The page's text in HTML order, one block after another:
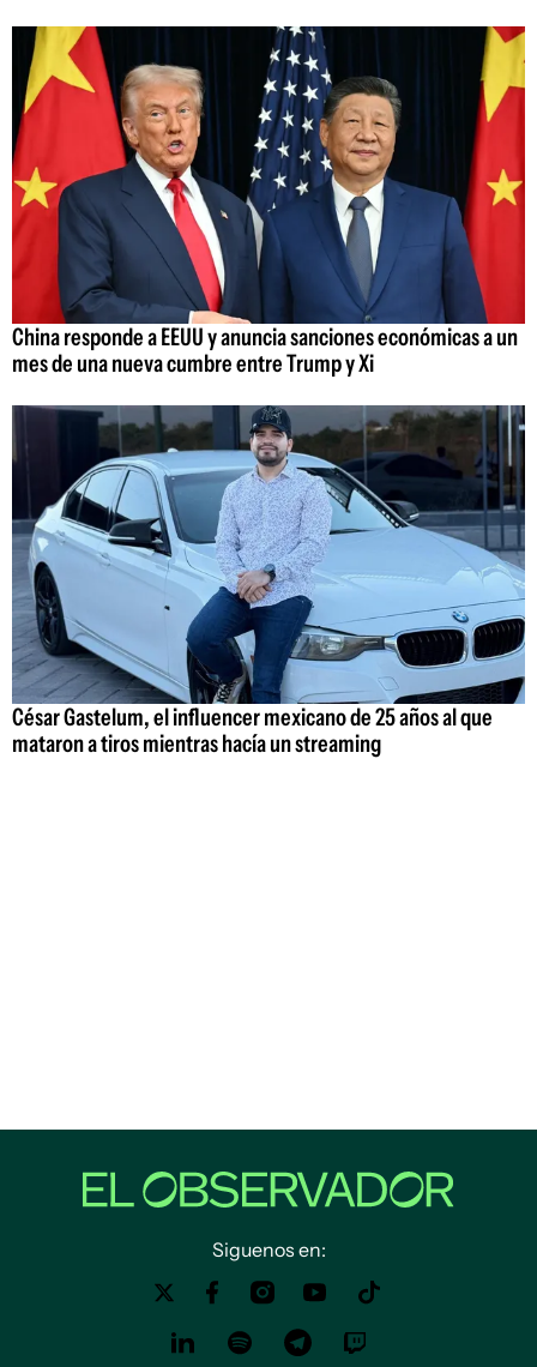
China responde a EEUU y anuncia sanciones económicas a un
mes de una nueva cumbre entre Trump y Xi
César Gastelum, el influencer mexicano de 25 años al que
mataron a tiros mientras hacía un streaming
Siguenos en: